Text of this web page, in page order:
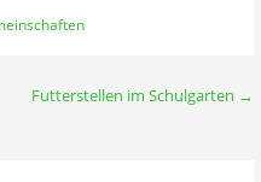
Futterstellen im Schulgarten →